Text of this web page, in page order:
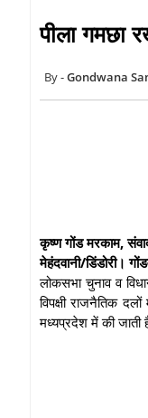
पीला गमछा
Gondwana
कृष्ण गोंड मरकाम,
मेहंदवानी/डिंडोरी।
लोकसभा चुनाव व
विपक्षी राजनैतिक
मध्यप्रदेश में की जाती